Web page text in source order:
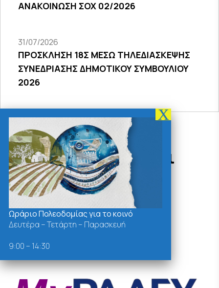
ΑΝΑΚΟΙΝΩΣΗ ΣΟΧ 02/2026
31/07/2026
ΠΡΟΣΚΛΗΣΗ 18Σ ΜΕΣΩ ΤΗΛΕΔΙΑΣΚΕΨΗΣ
ΣΥΝΕΔΡΙΑΣΗΣ ΔΗΜΟΤΙΚΟΥ ΣΥΜΒΟΥΛΙΟΥ
2026
Δράσεις - Χρήσιμοι
Σύνδεσμοι
Ωράριο Πολεοδομίας για το κοινό
Δευτέρα – Τετάρτη – Παρασκευή
9:00 – 14:30